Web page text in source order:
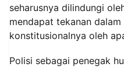
seharusnya dilindungi
mendapat tekanan
konstitusionalnya oleh
Polisi sebagai penegak